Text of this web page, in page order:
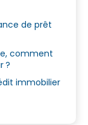
de prêt
comment
?
immobilier